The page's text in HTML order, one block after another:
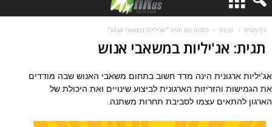
דף הבית תגיות כתבות עם תגית "אג'יליות במשאבי אנוש"
תגית: אג'יליות במשאבי אנוש
אג'יליות ארגונית הינה מדד חשוב בתחום משאבי האנוש שבה מודדים
את הגמישות והזריזות הארגונית לביצוע שינויים ואת היכולת של
הארגון להתאים עצמו לסביבת תחרות משתנה.